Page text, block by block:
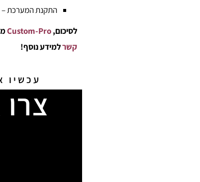
התקנת המערכת
לסיכום,Custom-Pro
קשרלמידע נוסף!
עכשיו